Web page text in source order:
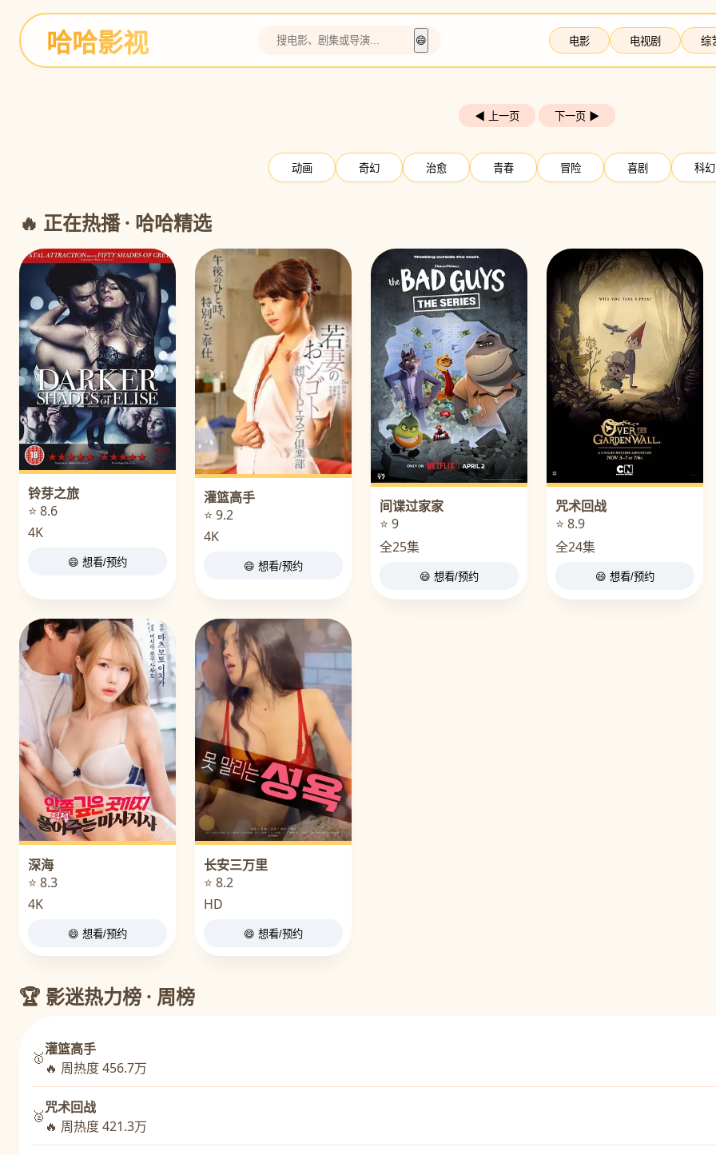
哈哈影视 😄 电影 电视剧 综
灌篮高手
全国大赛 热血决战
◀ 上一页 下一页 ▶
动画 奇幻 治愈 青春 冒险 喜剧 科幻
🔥 正在热播 · 哈哈精选
铃芽之旅
⭐ 8.6
4K
😄 想看/预约
灌篮高手
⭐ 9.2
4K
😄 想看/预约
间谍过家家
⭐ 9
全25集
😄 想看/预约
咒术回战
⭐ 8.9
全24集
😄 想看/预约
深海
⭐ 8.3
4K
😄 想看/预约
长安三万里
⭐ 8.2
HD
😄 想看/预约
🏆 影迷热力榜 · 周榜
🥇灌篮高手
🔥 周热度 456.7万
🥈咒术回战
🔥 周热度 421.3万